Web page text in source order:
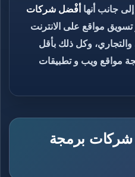
جانب أنها أفْضل شركات
تسويق مواقع على الانترنت
وكل ذلك بأقل
مواقع ويب و تطبيقات
شركات برمجة